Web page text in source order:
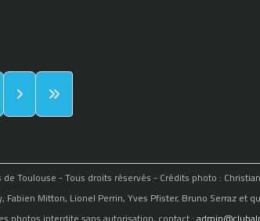
Toulouse - Tous droits réservés - Crédits photo :
Fabien Mitton, Lionel Perrin, Yves Pfister, Bruno Serraz et